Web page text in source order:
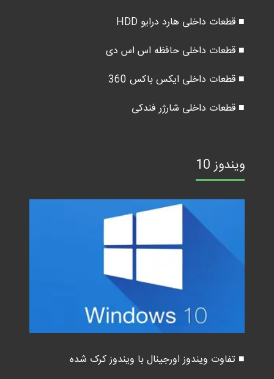
■ قطعات داخلی هارد درایو HDD
■ قطعات داخلی حافظه اس اس دی
■ قطعات داخلی ایکس باکس 360
■ قطعات داخلی شارژر فندکی
ویندوز 10
■ تفاوت ویندوز اورجینال با ویندوز کرک شده